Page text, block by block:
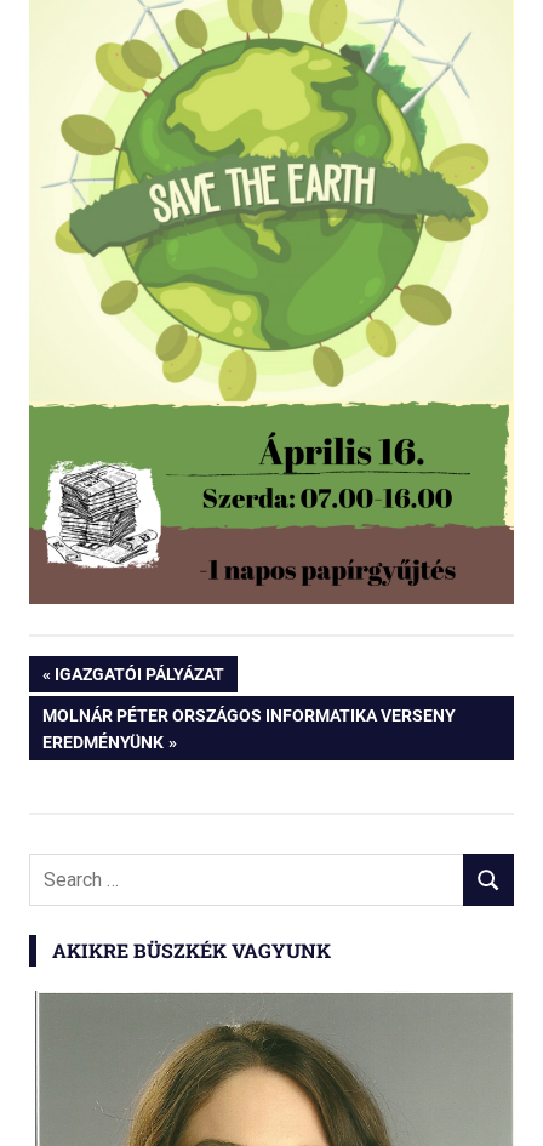
Bejegyzés
navigáció
PREVIOUS
POST:
IGAZGATÓI PÁLYÁZAT
NEXT
POST:
MOLNÁR PÉTER ORSZÁGOS INFORMATIKA VERSENY
EREDMÉNYÜNK
Search
SEARCH
AKIKRE BÜSZKÉK VAGYUNK